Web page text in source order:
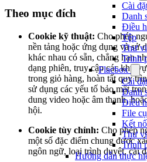
Cài
Danh
Điều
Tệp
Thư
Trình
Flacbox
Cài
Danh
Điều
File
Kết
Thư
Trình
Hướng dẫn thực
Theo mục đích
Cookie kỹ thuật: Cho phép
nền tảng hoặc ứng dụng và sử
khác nhau có sẵn, chẳng hạn
dạng phiên, truy cập các khu
trong giỏ hàng, hoàn tất quy
sử dụng các yếu tố bảo mật
dung video hoặc âm thanh,
hội.
Cookie tùy chỉnh: Cho phép
một số đặc điểm chung được
ngôn ngữ, loại trình duyệt, cài